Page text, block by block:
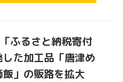
ふるさと納税寄付
た加工品「唐津め
」の販路を拡大